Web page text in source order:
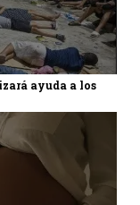
ayuda a los